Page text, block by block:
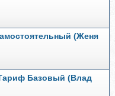
(Женя
Базовый (Влад